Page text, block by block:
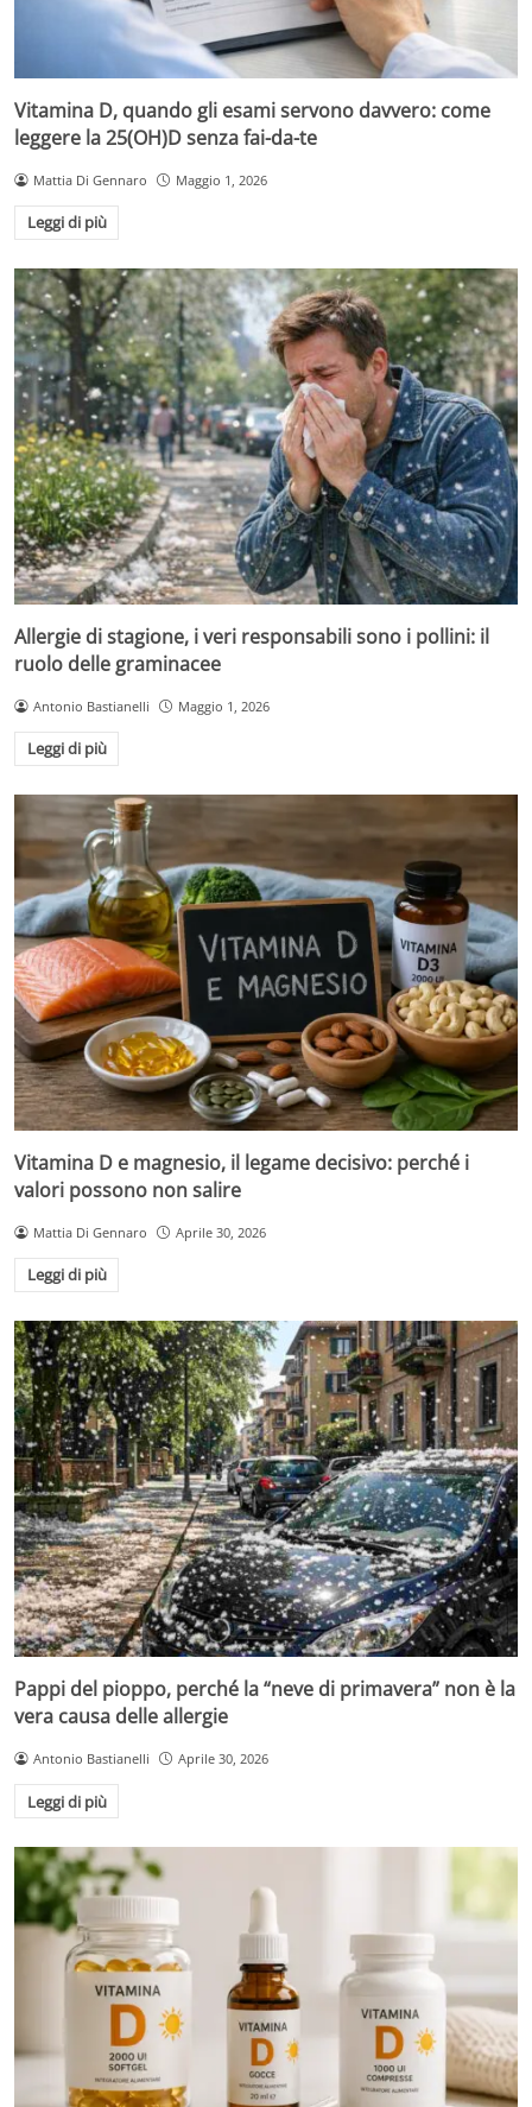
Vitamina D, quando gli esami servono davvero: come
leggere la 25(OH)D senza fai-da-te
Mattia Di Gennaro Maggio 1, 2026
Leggi di più
Allergie di stagione, i veri responsabili sono i pollini: il
ruolo delle graminacee
Antonio Bastianelli Maggio 1, 2026
Leggi di più
Vitamina D e magnesio, il legame decisivo: perché i
valori possono non salire
Mattia Di Gennaro Aprile 30, 2026
Leggi di più
Pappi del pioppo, perché la “neve di primavera” non è la
vera causa delle allergie
Antonio Bastianelli Aprile 30, 2026
Leggi di più